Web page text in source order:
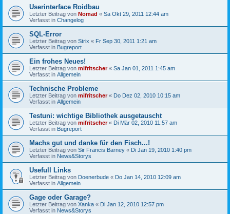
Userinterface Roidbau
Letzter Beitrag von Nomad « Sa Okt 29, 2011 12:44 am
Verfasst in Changelog
SQL-Error
Letzter Beitrag von Strix « Fr Sep 30, 2011 1:21 am
Verfasst in Bugreport
Ein frohes Neues!
Letzter Beitrag von mifritscher« Sa Jan 01, 2011 1:45 am
Verfasst in Allgemein
Technische Probleme
Letzter Beitrag von mifritscher« Do Dez 02, 2010 10:15 am
Verfasst in Allgemein
Testuni: wichtige Bibliothek ausgetauscht
Letzter Beitrag von mifritscher« Di Mär 02, 2010 11:57 am
Verfasst in Bugreport
Machs gut und danke für den Fisch...!
Letzter Beitrag von Sir Francis Barney « Di Jan 19, 2010 1:40 pm
Verfasst in News&Storys
Usefull Links
Letzter Beitrag von Doenerbude « Do Jan 14, 2010 12:09 am
Verfasst in Allgemein
Gage oder Garage?
Letzter Beitrag von Xanka « Di Jan 12, 2010 12:57 pm
Verfasst in News&Storys